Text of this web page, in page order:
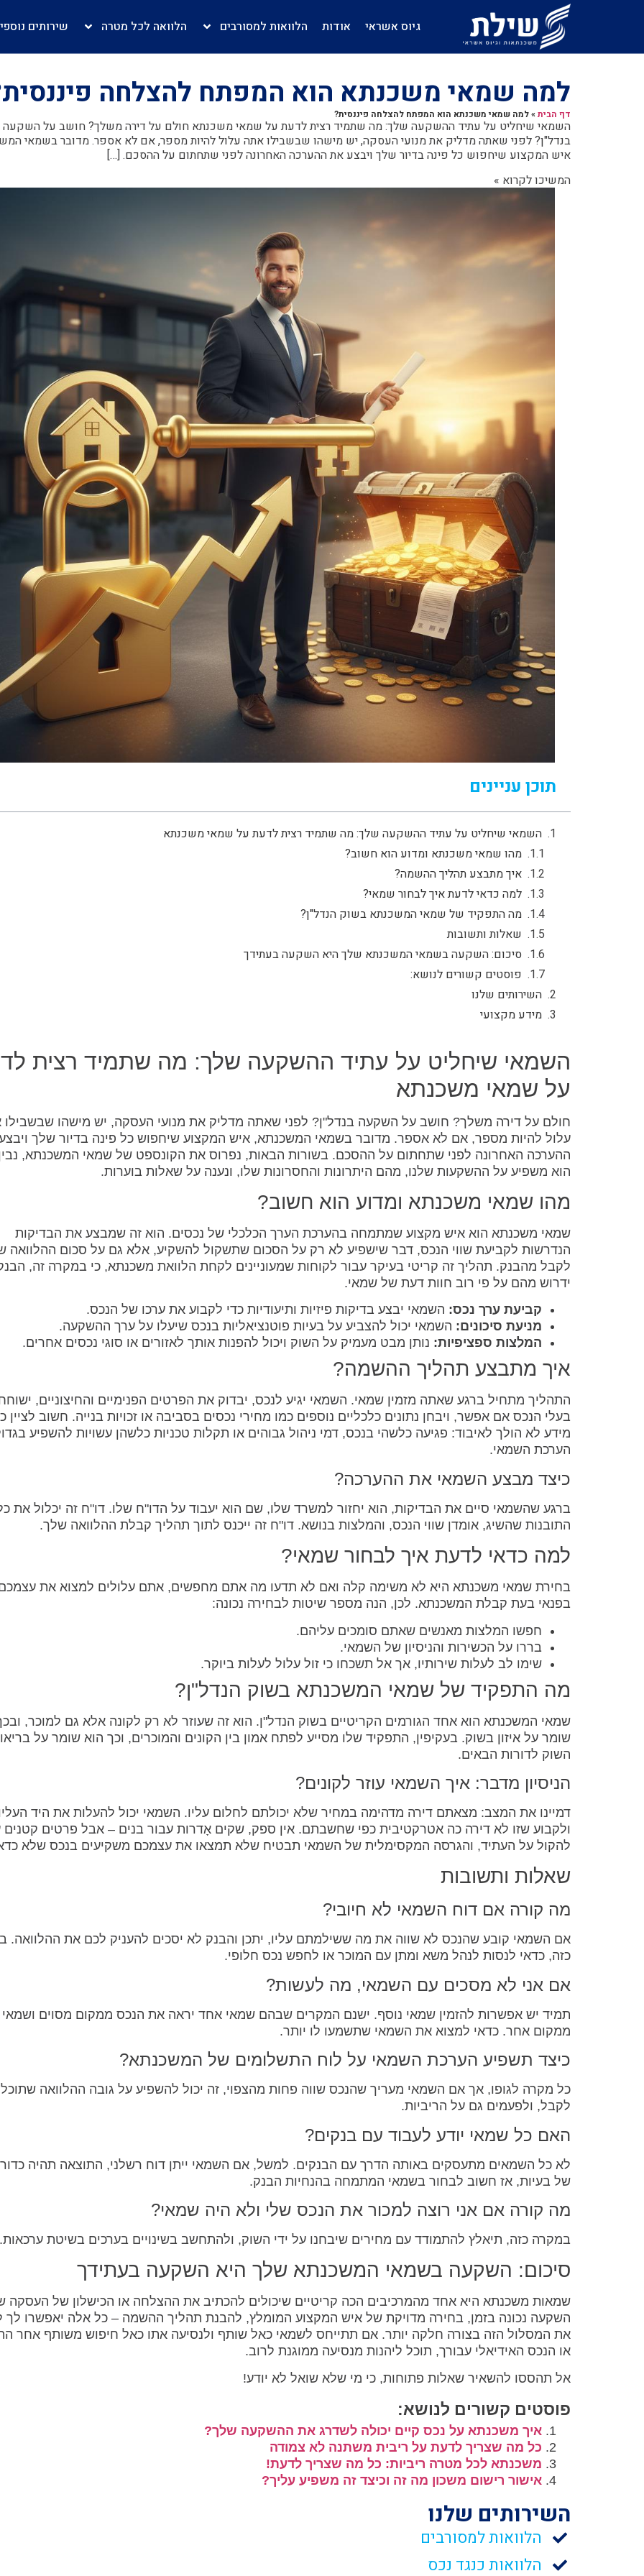
גיוס אשראי אודות הלוואות למסורבים הלוואה לכל מטרה שירותים
למה שמאי משכנתא הוא המפתח להצלחה
דף הבית»למה שמאי משכנתא הוא המפתח להצלחה פיננסית?
השמאי שיחליט על עתיד ההשקעה שלך: מה שתמיד רצית לדעת על שמאי משכנתא חולם על דירה משלך? חושב על השקעה
בנדל"ן? לפני שאתה מדליק את מנועי העסקה, יש מישהו שבשבילו אתה עלול להיות מספר, אם לא אספר. מדובר בשמאי
איש המקצוע שיחפוש כל פינה בדיור שלך ויבצע את ההערכה האחרונה לפני שתחתום על ההסכם. […]
המשיכו לקרוא »
תוכן עניינים
השמאי שיחליט על עתיד ההשקעה שלך: מה שתמיד רצית לדעת על שמאי משכנתא
מהו שמאי משכנתא ומדוע הוא חשוב?
איך מתבצע תהליך ההשמה?
למה כדאי לדעת איך לבחור שמאי?
מה התפקיד של שמאי המשכנתא בשוק הנדל"ן?
שאלות ותשובות
סיכום: השקעה בשמאי המשכנתא שלך היא השקעה בעתידך
פוסטים קשורים לנושא:
השירותים שלנו
מידע מקצועי
השמאי שיחליט על עתיד ההשקעה שלך: מה שתמיד רצית
על שמאי משכנתא
חולם על דירה משלך? חושב על השקעה בנדל"ן? לפני שאתה מדליק את מנועי העסקה, יש מישהו
עלול להיות מספר, אם לא אספר. מדובר בשמאי המשכנתא, איש המקצוע שיחפוש כל פינה בדיור שלך
ההערכה האחרונה לפני שתחתום על ההסכם. בשורות הבאות, נפרוס את הקונספט של שמאי המשכנתא,
הוא משפיע על ההשקעות שלנו, מהם היתרונות והחסרונות שלו, ונענה על שאלות בוערות.
מהו שמאי משכנתא ומדוע הוא חשוב?
שמאי משכנתא הוא איש מקצוע שמתמחה בהערכת הערך הכלכלי של נכסים. הוא זה שמבצע את הבדיקות
הנדרשות לקביעת שווי הנכס, דבר שישפיע לא רק על הסכום שתשקול להשקיע, אלא גם על סכום ההלוואה
לקבל מהבנק. תהליך זה קריטי בעיקר עבור לקוחות שמעוניינים לקחת הלוואת משכנתא, כי במקרה זה,
ידרוש מהם על פי רוב חוות דעת של שמאי.
קביעת ערך נכס: השמאי יבצע בדיקות פיזיות ותיעודיות כדי לקבוע את ערכו של הנכס.
מניעת סיכונים: השמאי יכול להצביע על בעיות פוטנציאליות בנכס שיעלו על ערך ההשקעה.
המלצות ספציפיות: נותן מבט מעמיק על השוק ויכול להפנות אותך לאזורים או סוגי נכסים אחרים.
איך מתבצע תהליך ההשמה?
התהליך מתחיל ברגע שאתה מזמין שמאי. השמאי יגיע לנכס, יבדוק את הפרטים הפנימיים והחיצוניים,
בעלי הנכס אם אפשר, ויבחן נתונים כלכליים נוספים כמו מחירי נכסים בסביבה או זכויות בנייה. חשוב לציין
מידע לא הולך לאיבוד: פגיעה כלשהי בנכס, דמי ניהול גבוהים או תקלות טכניות כלשהן עשויות להשפיע
הערכת השמאי.
כיצד מבצע השמאי את ההערכה?
ברגע שהשמאי סיים את הבדיקות, הוא יחזור למשרד שלו, שם הוא יעבוד על הדו"ח שלו. דו"ח זה יכלול את
התובנות שהשיג, אומדן שווי הנכס, והמלצות בנושא. דו"ח זה ייכנס לתוך תהליך קבלת ההלוואה שלך.
למה כדאי לדעת איך לבחור שמאי?
בחירת שמאי משכנתא היא לא משימה קלה ואם לא תדעו מה אתם מחפשים, אתם עלולים למצוא את
בפנאי בעת קבלת המשכנתא. לכן, הנה מספר שיטות לבחירה נכונה:
חפשו המלצות מאנשים שאתם סומכים עליהם.
בררו על הכשירות והניסיון של השמאי.
שימו לב לעלות שירותיו, אך אל תשכחו כי זול עלול לעלות ביוקר.
מה התפקיד של שמאי המשכנתא בשוק הנדל"ן?
שמאי המשכנתא הוא אחד הגורמים הקריטיים בשוק הנדל"ן. הוא זה שעוזר לא רק לקונה אלא גם למוכר,
שומר על איזון בשוק. בעקיפין, התפקיד שלו מסייע לפתח אמון בין הקונים והמוכרים, וכך הוא שומר על
השוק לדורות הבאים.
הניסיון מדבר: איך השמאי עוזר לקונים?
דמיינו את המצב: מצאתם דירה מדהימה במחיר שלא יכולתם לחלום עליו. השמאי יכול להעלות את היד
ולקבוע שזו לא דירה כה אטרקטיבית כפי שחשבתם. אין ספק, שקים אָדרות עבור בנים – אבל פרטים קטנים
להקול על העתיד, והגרסה המקסימלית של השמאי תבטיח שלא תמצאו את עצמכם משקיעים בנכס שלא
שאלות ותשובות
מה קורה אם דוח השמאי לא חיובי?
אם השמאי קובע שהנכס לא שווה את מה ששילמתם עליו, יתכן והבנק לא יסכים להעניק לכם את ההלוואה.
כזה, כדאי לנסות לנהל משא ומתן עם המוכר או לחפש נכס חלופי.
אם אני לא מסכים עם השמאי, מה לעשות?
תמיד יש אפשרות להזמין שמאי נוסף. ישנם המקרים שבהם שמאי אחד יראה את הנכס ממקום מסוים
ממקום אחר. כדאי למצוא את השמאי שתשמעו לו יותר.
כיצד תשפיע הערכת השמאי על לוח התשלומים של המשכנתא?
כל מקרה לגופו, אך אם השמאי מעריך שהנכס שווה פחות מהצפוי, זה יכול להשפיע על גובה ההלוואה שתוכל
לקבל, ולפעמים גם על הריביות.
האם כל שמאי יודע לעבוד עם בנקים?
לא כל השמאים מתעסקים באותה הדרך עם הבנקים. למשל, אם השמאי ייתן דוח רשלני, התוצאה תהיה
של בעיות, אז חשוב לבחור בשמאי המתמחה בהנחיות הבנק.
מה קורה אם אני רוצה למכור את הנכס שלי ולא היה שמאי?
במקרה כזה, תיאלץ להתמודד עם מחירים שיבחנו על ידי השוק, ולהתחשב בשינויים בערכים בשיטת ערכאות.
סיכום: השקעה בשמאי המשכנתא שלך היא השקעה בעתידך
שמאות משכנתא היא אחד מהמרכיבים הכה קריטיים שיכולים להכתיב את ההצלחה או הכישלון של העסקה
השקעה נכונה בזמן, בחירה מדויקת של איש המקצוע המומלץ, להבנת תהליך ההשמה – כל אלה יאפשרו לך
את המסלול הזה בצורה חלקה יותר. אם תתייחס לשמאי כאל שותף ולנסיעה אתו כאל חיפוש משותף אחר
או הנכס האידיאלי עבורך, תוכל ליהנות מנסיעה ממוגנת לרוב.
אל תהססו להשאיר שאלות פתוחות, כי מי שלא שואל לא יודע!
פוסטים קשורים לנושא:
איך משכנתא על נכס קיים יכולה לשדרג את ההשקעה שלך?
כל מה שצריך לדעת על ריבית משתנה לא צמודה
משכנתא לכל מטרה ריביות: כל מה שצריך לדעת!
אישור רישום משכון מה זה וכיצד זה משפיע עליך?
השירותים שלנו
הלוואות למסורבים
הלוואות כנגד נכס